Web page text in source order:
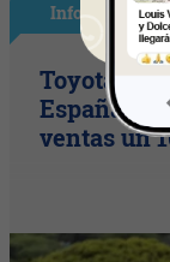
InfoNegocios
Toyota
España en
ventas un